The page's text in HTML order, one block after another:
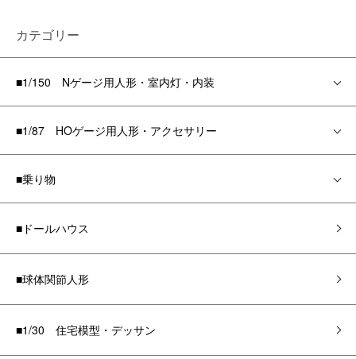
カテゴリー
■1/150 Nゲージ用人形・室内灯・内装
■1/87 HOゲージ用人形・アクセサリー
■乗り物
■ドールハウス
■球体関節人形
■1/30 住宅模型・デッサン